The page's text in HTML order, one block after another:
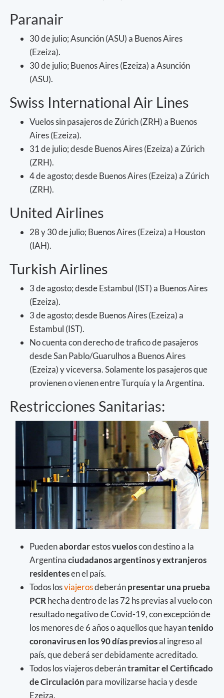
Paranair
30 de julio; Asunción (ASU) a Buenos Aires
(Ezeiza).
30 de julio; Buenos Aires (Ezeiza) a Asunción
(ASU).
Swiss International Air Lines
Vuelos sin pasajeros de Zúrich (ZRH) a Buenos
Aires (Ezeiza).
31 de julio; desde Buenos Aires (Ezeiza) a Zúrich
(ZRH).
4 de agosto; desde Buenos Aires (Ezeiza) a Zúrich
(ZRH).
United Airlines
28 y 30 de julio; Buenos Aires (Ezeiza) a Houston
(IAH).
Turkish Airlines
3 de agosto; desde Estambul (IST) a Buenos Aires
(Ezeiza).
3 de agosto; desde Buenos Aires (Ezeiza) a
Estambul (IST).
No cuenta con derecho de trafico de pasajeros
desde San Pablo/Guarulhos a Buenos Aires
(Ezeiza) y viceversa. Solamente los pasajeros que
provienen o vienen entre Turquía y la Argentina.
Restricciones Sanitarias:
Puedenabordarestosvueloscon destino a la
Argentinaciudadanos argentinos y extranjeros
residentesen el país.
Todos losviajerosdeberánpresentar una prueba
PCR hecha dentro de las 72 hs previas al vuelo con
resultado negativo de Covid-19, con excepción de
los menores de 6 años o aquellos que hayantenido
coronavirus en los 90 días previosal ingreso al
país, que deberá ser debidamente acreditado.
Todos los viajeros deberántramitar el Certificado
de Circulación para movilizarse hacia y desde
Ezeiza.